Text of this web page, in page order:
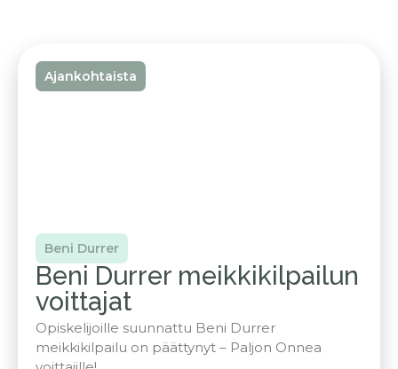
Ajankohtaista
Beni Durrer
Beni Durrer meikkikilpailun
voittajat
Opiskelijoille suunnattu Beni Durrer
meikkikilpailu on päättynyt – Paljon Onnea